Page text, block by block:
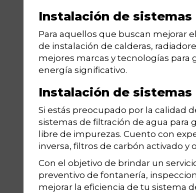
Instalación de
Para aquellos que buscan mejorar
de instalación de calderas,
mejores marcas y tecnologías
energía significativo.
Instalación de
Si estás preocupado por la calidad
sistemas de filtración de agua para
libre de impurezas. Cuento con
inversa, filtros de carbón activado y
Con el objetivo de brindar un
preventivo de fontanería,
mejorar la eficiencia de tu sistema